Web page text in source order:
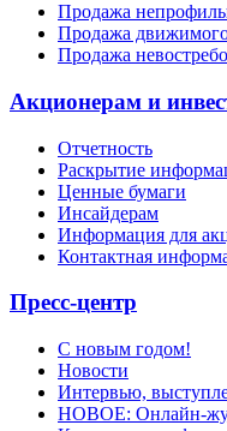
Продажа
Продажа
Продажа
Акционерам и
Отчетность
Раскрытие
Ценные бумаги
Инсайдерам
Информация для
Контактная
Пресс-центр
С новым годом!
Новости
Интервью,
НОВОЕ: Онлайн-